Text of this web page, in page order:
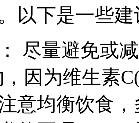
以下是一些建
尽量避免或
因为维生素
意均衡饮食